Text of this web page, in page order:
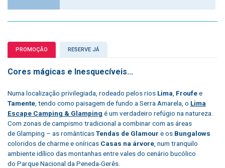
PROMOÇÃO RESERVE JÁ
Cores mágicas e Inesquecíveis...
Numa localização privilegiada, rodeado pelos rios Lima Froufee
Tamente , tendo como paisagem de fundo a Serra Amarela, o Lima
Escape Camping & Glamping é um verdadeiro refúgio na natureza.
Com zonas decampismo tradicional a combinar com as áreas
deGlamping – as românticasTendas de Glamour e os Bungalows
coloridosde charme e oníricas Casas na árvore , num tranquilo
ambiente idílico das montanhas entre vales do cenário bucólico
do Parque Nacional da Peneda-Gerês